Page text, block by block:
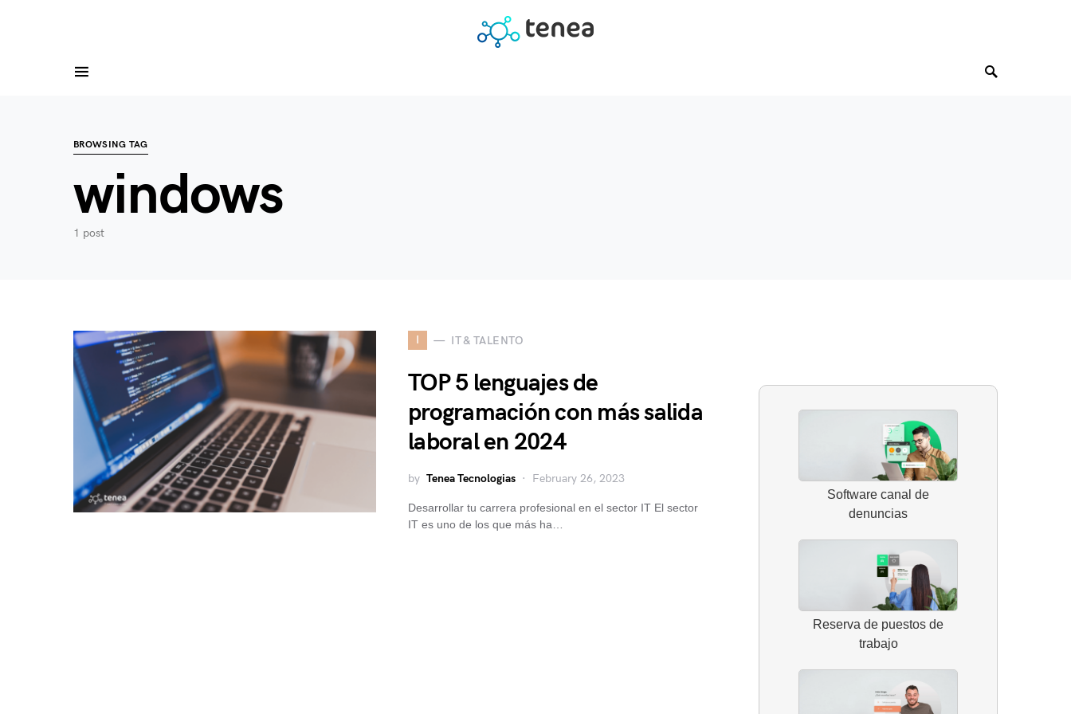
BROWSING TAG
windows
1 post
I IT & TALENTO
TOP 5 lenguajes de
programación con más salida
laboral en 2024
by Tenea Tecnologias February 26, 2023
Desarrollar tu carrera profesional en el sector IT El sector
IT es uno de los que más ha…
Software canal de
denuncias
Reserva de puestos de
trabajo